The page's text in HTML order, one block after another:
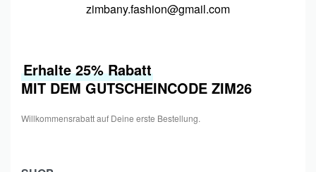
zimbany.fashion@gmail.com
Erhalte 25% Rabatt
MIT DEM GUTSCHEINCODE ZIM26
Willkommensrabatt auf Deine erste Bestellung.